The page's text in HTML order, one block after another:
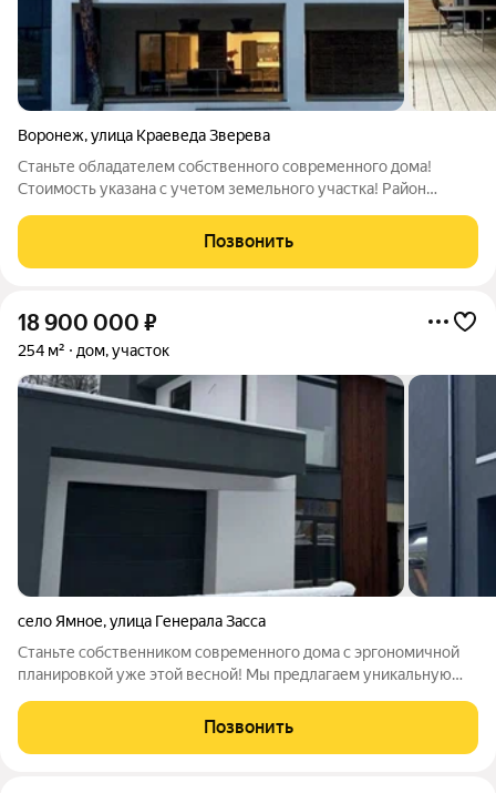
Воронеж,улица Краеведа Зверева
Станьте обладателем собственного современного дома!
Стоимость указана с учетом земельного участка! Район
по улицe. Комплектация: Фундамент: свайно-ростверковый
Стены: энергоэффективные
Позвонить
18 900 000 ₽
254 м² дом, участок
село Ямное,улица Генерала Засса
Станьте собственником современного дома с эргономичной
планировкой уже этой весной! Мы предлагаем уникальную
позволяет стать счастливым обладателем дома из
инновационных материалов всего за 3
Позвонить